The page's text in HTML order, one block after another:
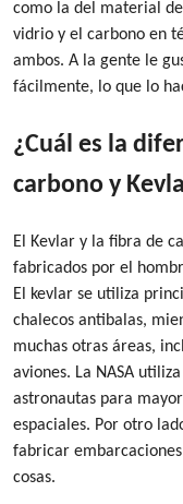
como la del material
vidrio y el carbono en
ambos. A la gente le
fácilmente, lo que lo
¿Cuál es la
carbono y
El Kevlar y la fibra de
fabricados por el
El kevlar se utiliza
chalecos antibalas,
muchas otras áreas,
aviones. La NASA
astronautas para
espaciales. Por otro
fabricar
cosas.